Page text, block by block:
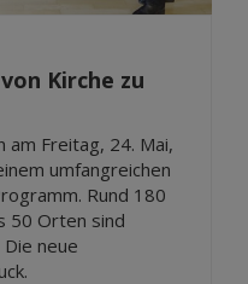
Kirche zu
am Freitag, 24. Mai,
umfangreichen
Rund 180
50 Orten sind
neue